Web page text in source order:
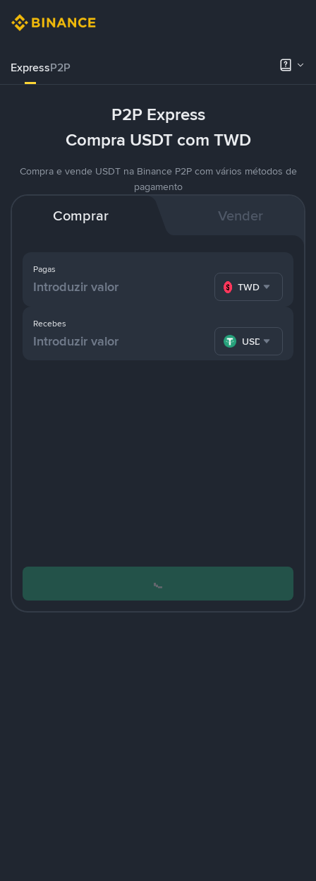
ExpressP2P
P2P Express
Compra USDT com TWD
Compra e vende USDT na Binance P2P com vários métodos de
pagamento
Comprar Vender
Pagas
TWD
Recebes
USDT